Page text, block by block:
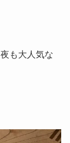
も大人気な